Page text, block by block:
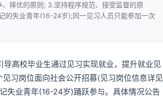
择优的原则; 3.坚持程序规范、接受监督的原
的失业青年(16-24岁);同一见习人员只能参加一次
高校毕业生通过见习实现就业，提升就业见
习岗位面向社会公开招募(见习岗位信息详见
失业青年(16-24岁)踊跃参与。具体情况公告